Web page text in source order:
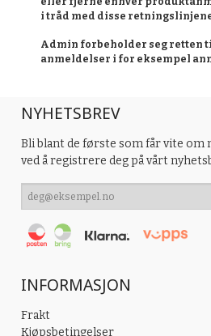
i tråd med disse
Admin forbeholder seg retten
anmeldelser i for eksempel
NYHETSBREV
Bli blant de første som får vite om
ved å registrere deg på vårt
INFORMASJON
Frakt
Kjøpsbetingelser